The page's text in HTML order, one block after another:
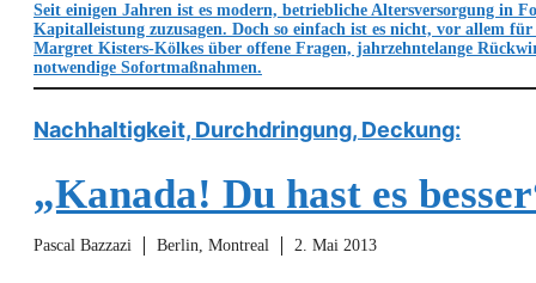
Seit einigen Jahren ist es modern, betriebliche Altersversorgung in
Kapitalleistung zuzusagen. Doch so einfach ist es nicht, vor allem
Margret Kisters-Kölkes über offene Fragen, jahrzehntelange
notwendige Sofortmaßnahmen.
Nachhaltigkeit, Durchdringung, Deckung:
„Kanada! Du hast es
Pascal Bazzazi Berlin, Montreal 2. Mai 2013